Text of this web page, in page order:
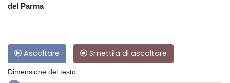
del Parma
Ascoltare Smettila di ascoltare
Dimensione del testo: